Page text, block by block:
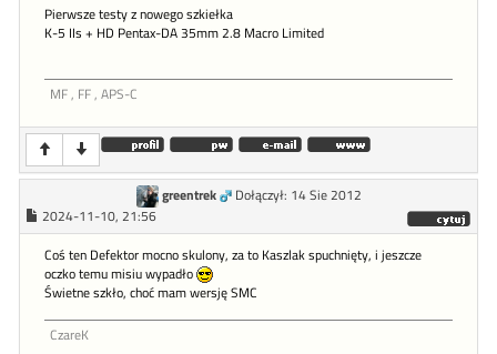
Pierwsze testy z nowego szkiełka
K-5 IIs + HD Pentax-DA 35mm 2.8 Macro Limited
MF , FF , APS-C
greentrek
Dołączył: 14 Sie 2012
2024-11-10, 21:56
Coś ten Defektor mocno skulony, za to Kaszlak spuchnięty, i jeszcze
oczko temu misiu wypadło
Świetne szkło, choć mam wersję SMC
CzareK